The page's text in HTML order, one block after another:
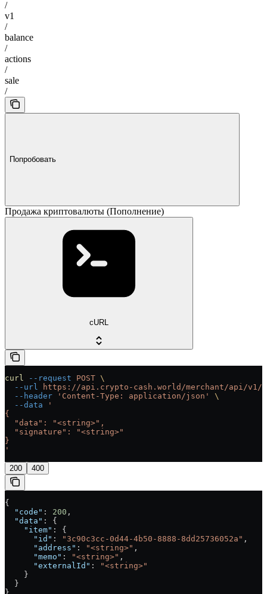
/
v1
/
balance
/
actions
/
sale
/
Попробовать
Продажа криптовалюты (Пополнение)
cURL
curl --request POST \
  --url
https://api.crypto-cash.world/merchant/api/v1/
  --header
'Content-Type: application/json'
\
  --data
'
{
  "data": "<string>",
  "signature": "<string>"
}
'
200 400
{
  "code"
: 200 ,
  "data"
: {
    "item"
: {
      "id"
: "3c90c3cc-0d44-4b50-8888-8dd25736052a" ,
      "address"
: "<string>" ,
      "memo"
: "<string>" ,
      "externalId"
:
"<string>"
    }
  }